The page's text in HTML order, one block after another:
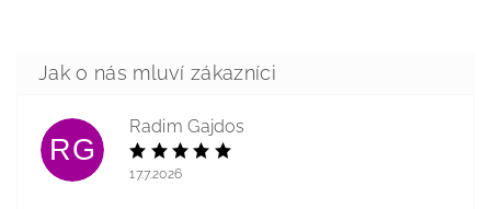
RG
Radim Gajdos
17.7.2026